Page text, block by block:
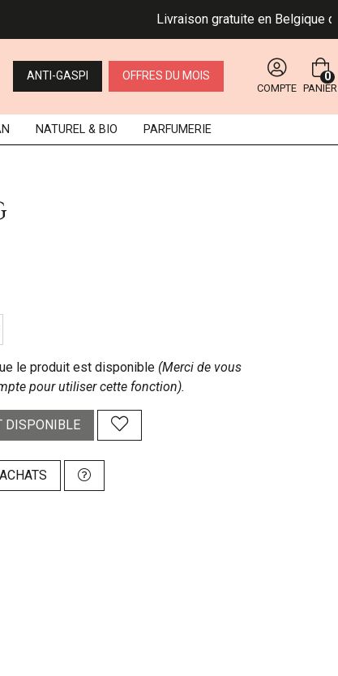
Livraison gratuite en Belgique dès
ANTI-GASPI OFFRES DU MOIS
COMPTE PANIER
0
NATUREL & BIO PARFUMERIE
le produit est disponible (Merci de vous
pour utiliser cette fonction).
DISPONIBLE